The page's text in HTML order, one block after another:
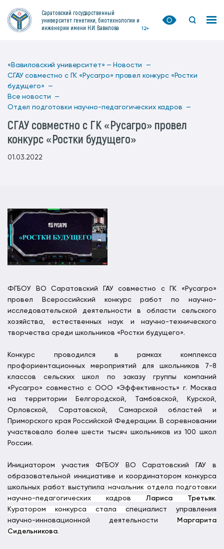
Саратовский государственный
университет генетики, биотехнологии и
инженерии имени Н.И. Вавилова
12+
«Вавиловский университет» — Новости —
СГАУ совместно с ГК «Русагро» провел конкурс «Ростки
будущего» —
Все новости —
Отдел подготовки научно-педагогических кадров —
СГАУ совместно с ГК «Русагро» провел
конкурс «Ростки будущего»
01.03.2022
ФГБОУ ВО Саратовский ГАУ совместно с ГК «Русагро»
провел Всероссийский конкурс работ по научно-
исследовательской деятельности в области сельского
хозяйства, естественных наук и научно-технического
творчества среди школьников «Ростки будущего».
Конкурс проводился в рамках комплекса
профориентационных мероприятий для школьников 7-8
классов сельских школ по заказу группы компаний
«Русагро» совместно с ООО «Эффективность» г. Москва
на территории Белгородской, Тамбовской, Курской,
Орловской, Саратовской, Самарской областей и
Приморского края Российской Федерации. В соревновании
участвовало более шести тысяч школьников из 100 школ
России.
Инициатором участия ФГБОУ ВО Саратовский ГАУ в
образовательной инициативе и координатором конкурса
школьных работ выступила начальник отдела подготовки
научно-педагогических кадров Лариса Третьяк.
Куратором конкурса стала специалист управления
научно-инновационной деятельности
Маргарита
Сидельникова.